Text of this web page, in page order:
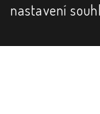
nastavení